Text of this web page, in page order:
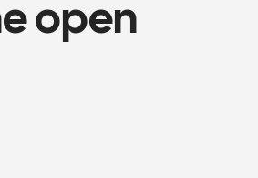
open